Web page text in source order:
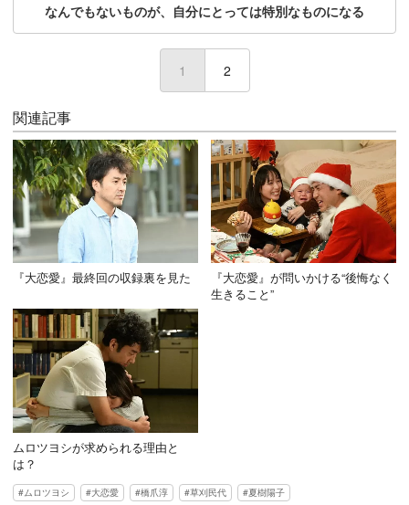
なんでもないものが、自分にとっては特別なものになる
1 (current)
2
関連記事
『大恋愛』最終回の収録裏を見た
『大恋愛』が問いかける“後悔なく
生きること”
ムロツヨシが求められる理由と
は？
ムロツヨシ 大恋愛 橋爪淳 草刈民代 夏樹陽子